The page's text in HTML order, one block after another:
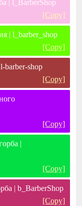
| l_BarberShop
[Copy]
| l_barber_shop
[Copy]
barber-shop
[Copy]
[Copy]
|
[Copy]
| b_BarberShop
[Copy]